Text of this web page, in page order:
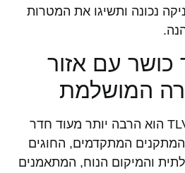
נכונה ותשיגו את המטרות
כושר עם אזור
המושלמת
אין ספק ש-TLV Gym Club הוא הרבה יותר מעוד חדר
המתקדמים, החוגים
והמיקום הנוח, המתאמנים